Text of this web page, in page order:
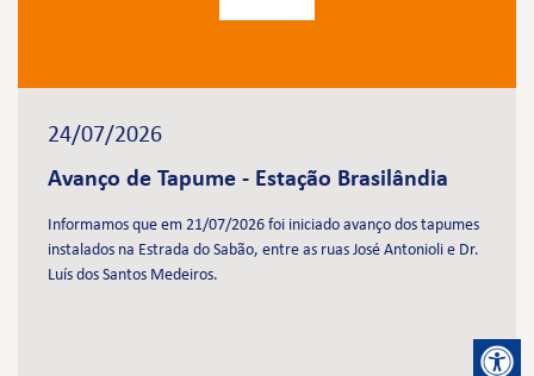
24/07/2026
Avanço de Tapume - Estação Brasilândia
Informamos que em 21/07/2026 foi iniciado avanço dos tapumes
instalados na Estrada do Sabão, entre as ruas José Antonioli e Dr.
Luís dos Santos Medeiros.